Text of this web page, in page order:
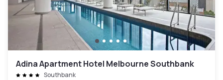
Adina Apartment Hotel Melbourne Southbank
Southbank